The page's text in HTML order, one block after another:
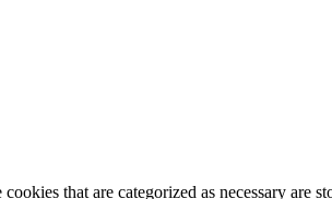
that are categorized as necessary are